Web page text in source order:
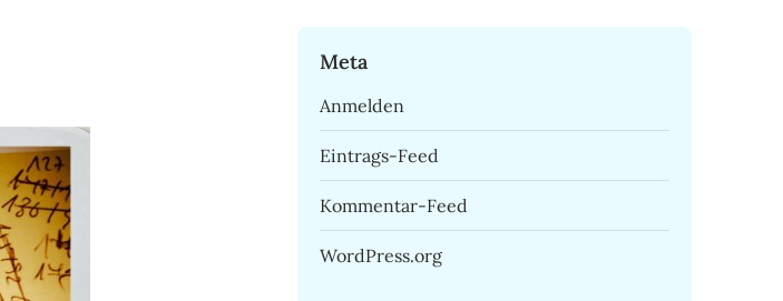
Meta
Anmelden
Eintrags-Feed
Kommentar-Feed
WordPress.org